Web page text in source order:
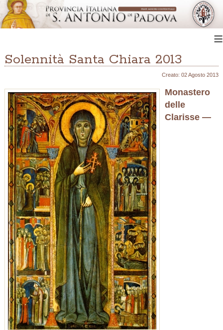
≡
Solennità Santa Chiara 2013
Creato: 02 Agosto 2013
Monastero
delle
Clarisse —